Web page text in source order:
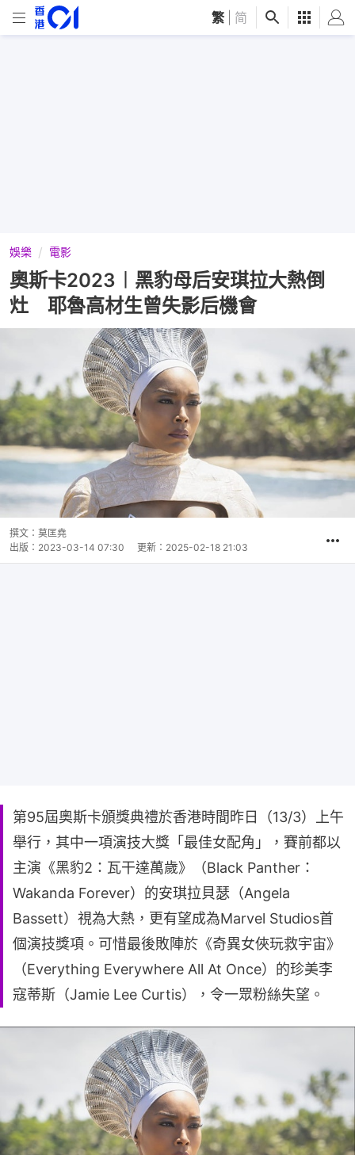
繁 简
娛樂 電影
奧斯卡2023︱黑豹母后安琪拉大熱倒
灶 耶魯高材生曾失影后機會
撰文： 莫匡堯
出版： 2023-03-14 07:30 更新： 2025-02-18 21:03
第95屆奧斯卡頒獎典禮於香港時間昨日（13/3）上午
舉行，其中一項演技大獎「最佳女配角」，賽前都以
主演《黑豹2：瓦干達萬歲》（Black Panther：
Wakanda Forever）的安琪拉貝瑟（Angela
Bassett）視為大熱，更有望成為Marvel Studios首
個演技獎項。可惜最後敗陣於《奇異女俠玩救宇宙》
（Everything Everywhere All At Once）的珍美李
寇蒂斯（Jamie Lee Curtis），令一眾粉絲失望。